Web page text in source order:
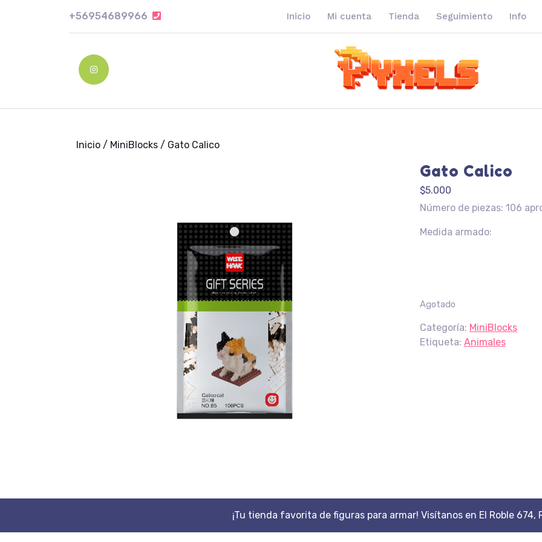
+56954689966 +56954689966 Inicio Mi cuenta Tienda Seguimiento Info
Instagram
Inicio / MiniBlocks / Gato Calico
Gato Calico
$5.000
Número de piezas: 106
Medida armado:
Agotado
Categoría: MiniBlocks
Etiqueta: Animales
¡Tu tienda favorita de figuras para armar! Visítanos en El Roble 674,